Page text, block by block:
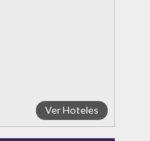
Ver Hoteles